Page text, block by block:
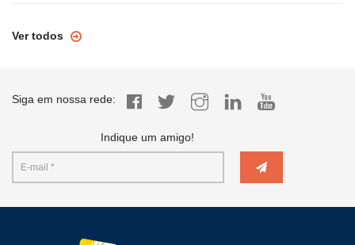
Ver todos
Siga em nossa rede:
Indique um amigo!